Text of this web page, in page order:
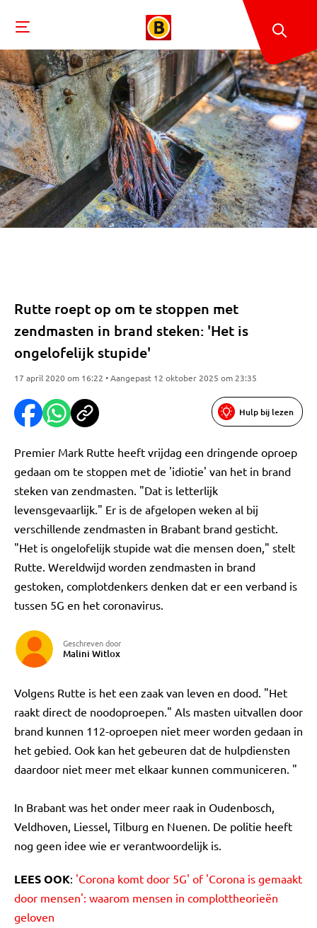
Rutte roept op om te stoppen met
zendmasten in brand steken: 'Het is
ongelofelijk stupide'
17 april 2020 om 16:22 • Aangepast 12 oktober 2025 om 23:35
Hulp bij lezen
Premier Mark Rutte heeft vrijdag een dringende oproep
gedaan om te stoppen met de 'idiotie' van het in brand
steken van zendmasten. "Dat is letterlijk
levensgevaarlijk." Er is de afgelopen weken al bij
verschillende zendmasten in Brabant brand gesticht.
"Het is ongelofelijk stupide wat die mensen doen," stelt
Rutte. Wereldwijd worden zendmasten in brand
gestoken, complotdenkers denken dat er een verband is
tussen 5G en het coronavirus.
Geschreven door
Malini Witlox
Volgens Rutte is het een zaak van leven en dood. "Het
raakt direct de noodoproepen." Als masten uitvallen door
brand kunnen 112-oproepen niet meer worden gedaan in
het gebied. Ook kan het gebeuren dat de hulpdiensten
daardoor niet meer met elkaar kunnen communiceren. "
In Brabant was het onder meer raak in Oudenbosch,
Veldhoven, Liessel, Tilburg en Nuenen. De politie heeft
nog geen idee wie er verantwoordelijk is.
LEES OOK: 'Corona komt door 5G' of 'Corona is gemaakt
door mensen': waarom mensen in complottheorieën
geloven